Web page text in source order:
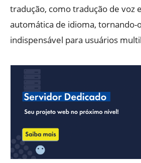
tradução, como tradução de voz
automática de idioma,
indispensável para usuários